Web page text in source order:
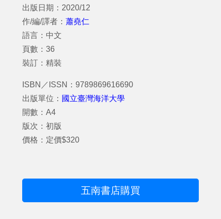
出版日期：2020/12
作/編/譯者： 蕭堯仁
語言：中文
頁數：36
裝訂：精裝
ISBN／ISSN：9789869616690
出版單位： 國立臺灣海洋大學
開數：A4
版次：初版
價格：定價$320
五南書店購買